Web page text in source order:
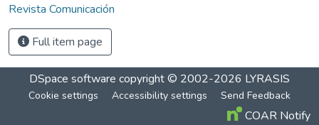
Revista Comunicación
Full item page
DSpace software copyright © 2002-2026 LYRASIS
Cookie settings Accessibility settings Send Feedback
COAR Notify